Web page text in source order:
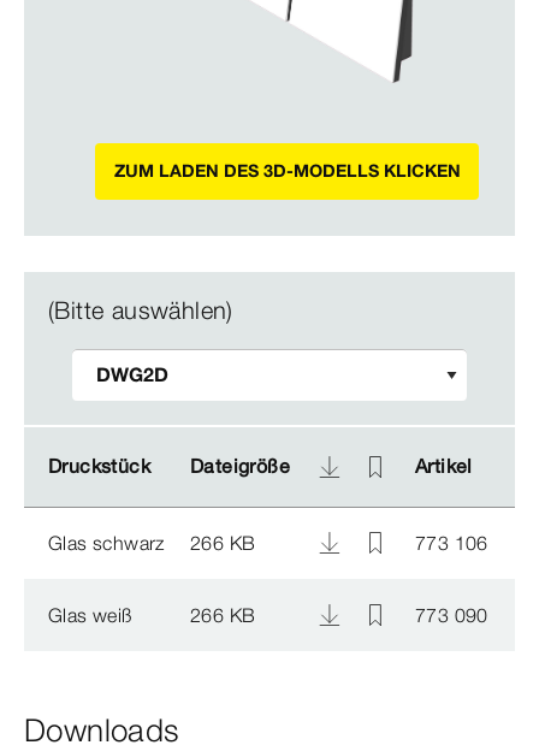
ZUM LADEN DES 3D-MODELLS KLICKEN
(Bitte auswählen)
Druckstück Dateigröße Artikel
Druckstück Dateigröße Artikel
Glas schwarz 266 KB 773 106
Glas weiß 266 KB 773 090
Downloads